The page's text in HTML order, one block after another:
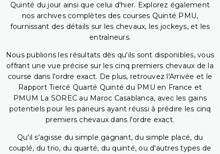
Quinté du jour ainsi que celui d'hier. Explorez également
nos archives complètes des courses Quinté PMU,
fournissant des détails sur les chevaux, les jockeys, et les
entraîneurs.
Nous publions les résultats dès qu'ils sont disponibles, vous
offrant une vue précise sur les cinq premiers chevaux de la
course dans l'ordre exact. De plus, retrouvez l'Arrivée et le
Rapport Tiercé Quarté Quinté du PMU en France et
PMUM La SOREC au Maroc Casablanca, avec les gains
potentiels pour les parieurs ayant réussi à prédire les cinq
premiers chevaux dans l'ordre exact.
Qu'il s'agisse du simple gagnant, du simple placé, du
couplé, du trio, du quarté, du quinté, ou d'autres types de